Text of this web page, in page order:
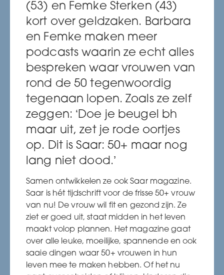
(53) en Femke Sterken (43)
kort over geldzaken. Barbara
en Femke maken meer
podcasts waarin ze echt alles
bespreken waar vrouwen van
rond de 50 tegenwoordig
tegenaan lopen. Zoals ze zelf
zeggen: ‘Doe je beugel bh
maar uit, zet je rode oortjes
op. Dit is Saar: 50+ maar nog
lang niet dood.’
Samen ontwikkelen ze ook Saar magazine.
Saar is hét tijdschrift voor de frisse 50+ vrouw
van nu! De vrouw wil fit en gezond zijn. Ze
ziet er goed uit, staat midden in het leven
maakt volop plannen. Het magazine gaat
over alle leuke, moeilijke, spannende en ook
saaie dingen waar 50+ vrouwen in hun
leven mee te maken hebben. Of het nu